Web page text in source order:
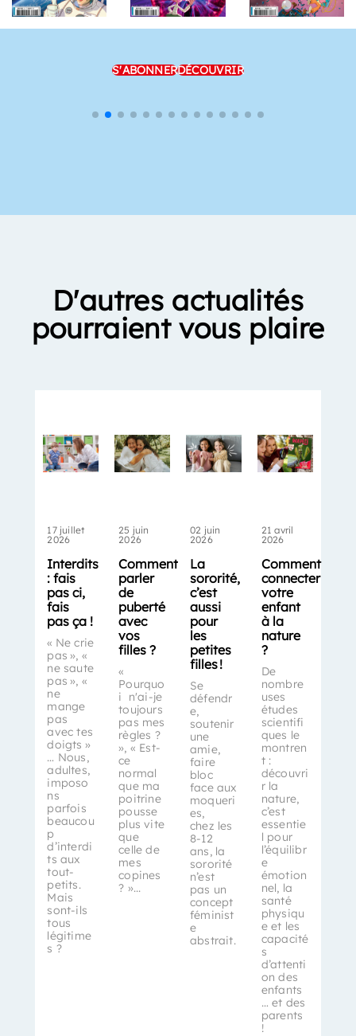
S'ABONNERDÉCOUVRIR
D'autres actualités
pourraient vous plaire
17 juillet
2026
Interdits
: fais
pas ci,
fais
pas ça !
« Ne crie
pas », «
ne saute
pas », «
ne
mange
pas
avec tes
doigts »
… Nous,
adultes,
imposo
ns
parfois
beaucou
p
d’interdi
ts aux
tout-
petits.
Mais
sont-ils
tous
légitime
s ?
25 juin
2026
Comment
parler
de
puberté
avec
vos
filles ?
«
Pourquo
i n'ai-je
toujours
pas mes
règles ?
», « Est-
ce
normal
que ma
poitrine
pousse
plus vite
que
celle de
mes
copines
? »...
02 juin
2026
La
sororité,
c’est
aussi
pour
les
petites
filles !
Se
défendr
e,
soutenir
une
amie,
faire
bloc
face aux
moqueri
es,
chez les
8-12
ans, la
sororité
n’est
pas un
concept
féminist
e
abstrait.
21 avril
2026
Comment
connecter
votre
enfant
à la
nature
?
De
nombre
uses
études
scientifi
ques le
montren
t :
découvri
r la
nature,
c’est
essentie
l pour
l’équilibr
e
émotion
nel, la
santé
physiqu
e et les
capacité
s
d’attenti
on des
enfants
… et des
parents
!